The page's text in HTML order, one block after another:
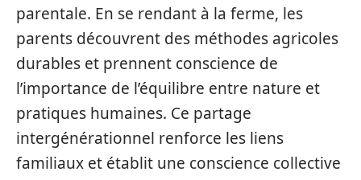
parentale. En se rendant à la ferme, les
parents découvrent des méthodes agricoles
durables et prennent conscience de
l’importance de l’équilibre entre nature et
pratiques humaines. Ce partage
intergénérationnel renforce les liens
familiaux et établit une conscience collective